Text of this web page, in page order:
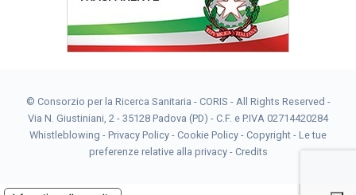
© Consorzio per la Ricerca Sanitaria - CORIS - All Rights Reserved -
Via N. Giustiniani, 2 - 35128 Padova (PD) - C.F. e P.IVA 02714420284
Whistleblowing - Privacy Policy - Cookie Policy - Copyright - Le tue
preferenze relative alla privacy - Credits